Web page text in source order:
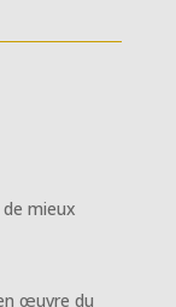
mieux
œuvre du